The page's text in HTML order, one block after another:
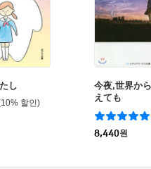
し
할인)
今夜,世界か
えても
8,440원